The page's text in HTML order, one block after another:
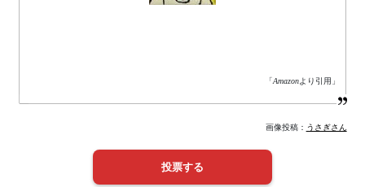
「Amazonより引用」
画像投稿： うさぎさん